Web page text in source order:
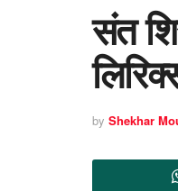
संत
by Shekhar